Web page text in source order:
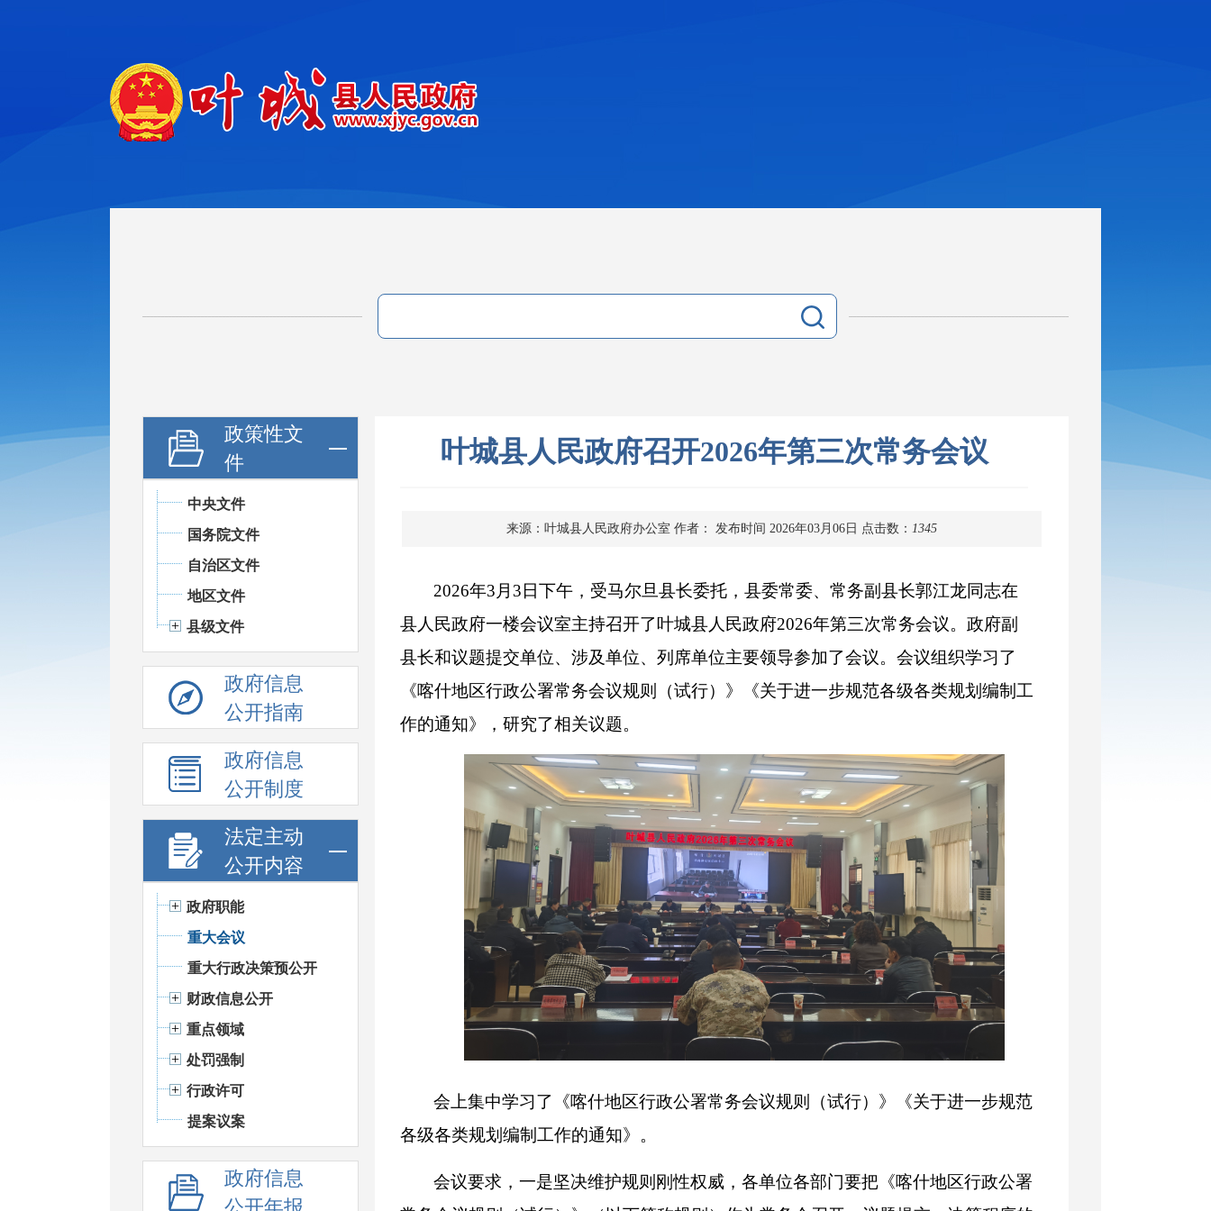
政策性文
件
中央文件
国务院文件
自治区文件
地区文件
县级文件
政府信息
公开指南
政府信息
公开制度
法定主动
公开内容
政府职能
重大会议
重大行政决策预公开
财政信息公开
重点领域
处罚强制
行政许可
提案议案
政府信息
叶城县人民政府召开2026年第三次常务会议
来源：叶城县人民政府办公室 作者： 发布时间 2026年03月06日 点击数： 1345
2026年3月3日下午，受马尔旦县长委托，县委常委、常务副县长郭江龙同志在
县人民政府一楼会议室主持召开了叶城县人民政府2026年第三次常务会议。政府副
县长和议题提交单位、涉及单位、列席单位主要领导参加了会议。会议组织学习了
《喀什地区行政公署常务会议规则（试行）》《关于进一步规范各级各类规划编制工
作的通知》，研究了相关议题。
会上集中学习了《喀什地区行政公署常务会议规则（试行）》《关于进一步规范
各级各类规划编制工作的通知》。
会议要求，一是坚决维护规则刚性权威，各单位各部门要把《喀什地区行政公署